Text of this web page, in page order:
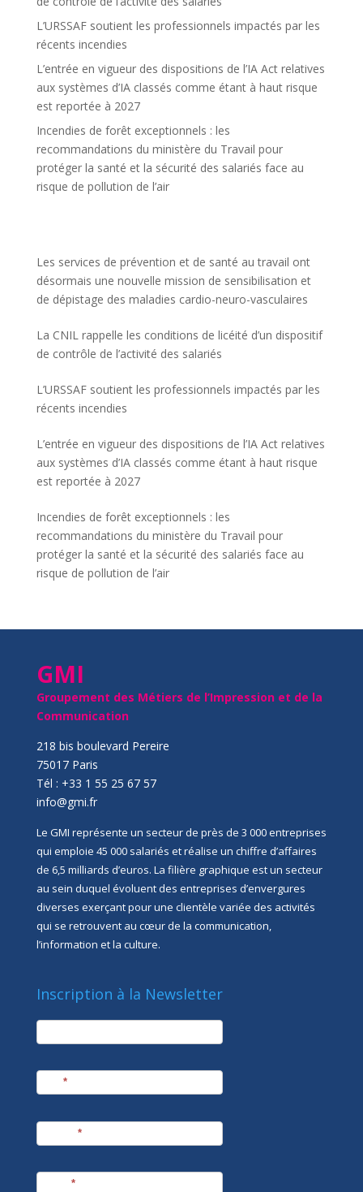
L’URSSAF soutient les professionnels impactés par les
récents incendies
L’entrée en vigueur des dispositions de l’IA Act relatives
aux systèmes d’IA classés comme étant à haut risque
est reportée à 2027
Incendies de forêt exceptionnels : les
recommandations du ministère du Travail pour
protéger la santé et la sécurité des salariés face au
risque de pollution de l’air
Les services de prévention et de santé au travail ont
désormais une nouvelle mission de sensibilisation et
de dépistage des maladies cardio-neuro-vasculaires
La CNIL rappelle les conditions de licéité d’un dispositif
de contrôle de l’activité des salariés
L’URSSAF soutient les professionnels impactés par les
récents incendies
L’entrée en vigueur des dispositions de l’IA Act relatives
aux systèmes d’IA classés comme étant à haut risque
est reportée à 2027
Incendies de forêt exceptionnels : les
recommandations du ministère du Travail pour
protéger la santé et la sécurité des salariés face au
risque de pollution de l’air
GMI
Groupement des Métiers de l’Impression et de la
Communication
218 bis boulevard Pereire
75017 Paris
Tél : +33 1 55 25 67 57
info@gmi.fr
Le GMI représente un secteur de près de 3 000 entreprises
qui emploie 45 000 salariés et réalise un chiffre d’affaires
de 6,5 milliards d’euros. La filière graphique est un secteur
au sein duquel évoluent des entreprises d’envergures
diverses exerçant pour une clientèle variée des activités
qui se retrouvent au cœur de la communication,
l’information et la culture.
Inscription à la Newsletter
newsletter
*
*
*